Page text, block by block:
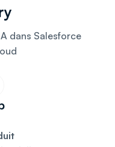
dans Salesforce